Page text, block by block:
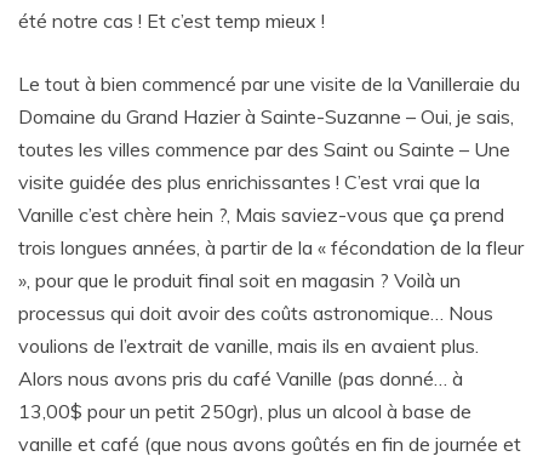
été notre cas ! Et c’est temp mieux !
Le tout à bien commencé par une visite de la Vanilleraie du
Domaine du Grand Hazier à Sainte-Suzanne – Oui, je sais,
toutes les villes commence par des Saint ou Sainte – Une
visite guidée des plus enrichissantes ! C’est vrai que la
Vanille c’est chère hein ?, Mais saviez-vous que ça prend
trois longues années, à partir de la « fécondation de la fleur
», pour que le produit final soit en magasin ? Voilà un
processus qui doit avoir des coûts astronomique… Nous
voulions de l’extrait de vanille, mais ils en avaient plus.
Alors nous avons pris du café Vanille (pas donné… à
13,00$ pour un petit 250gr), plus un alcool à base de
vanille et café (que nous avons goûtés en fin de journée et